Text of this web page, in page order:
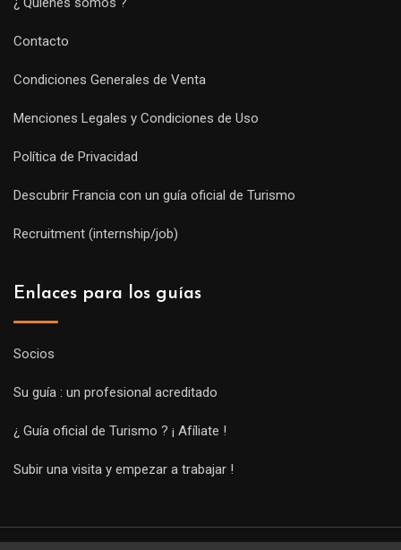
Contacto
Condiciones Generales de Venta
Menciones Legales y Condiciones de Uso
Política de Privacidad
Descubrir Francia con un guía oficial de Turismo
Recruitment (internship/job)
Enlaces para los guías
Socios
Su guía : un profesional acreditado
¿ Guía oficial de Turismo ? ¡ Afíliate !
Subir una visita y empezar a trabajar !